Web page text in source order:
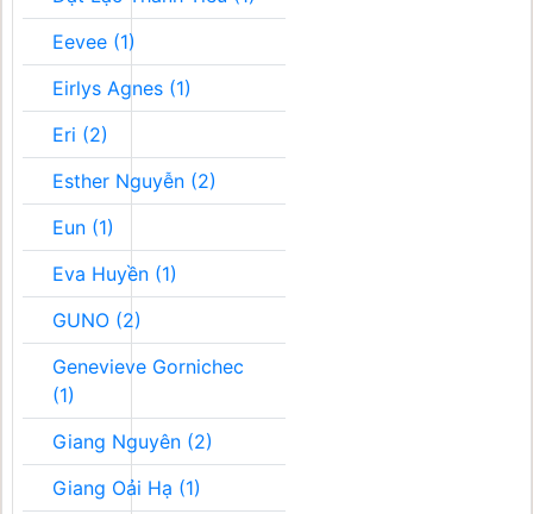
Eevee (1)
Eirlys Agnes (1)
Eri (2)
Esther Nguyễn (2)
Eun (1)
Eva Huyền (1)
GUNO (2)
Genevieve Gornichec
(1)
Giang Nguyên (2)
Giang Oải Hạ (1)